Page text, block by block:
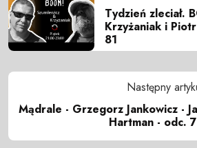
Tydzień zleciał.
Krzyżaniak i
81
Następny
Mądrale - Grzegorz Jankowicz -
Hartman - odc.